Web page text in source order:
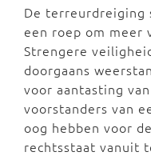
De terreurdreiging
een roep om meer
Strengere
doorgaans
voor aantasting
voorstanders van
oog hebben voor
rechtsstaat vanuit